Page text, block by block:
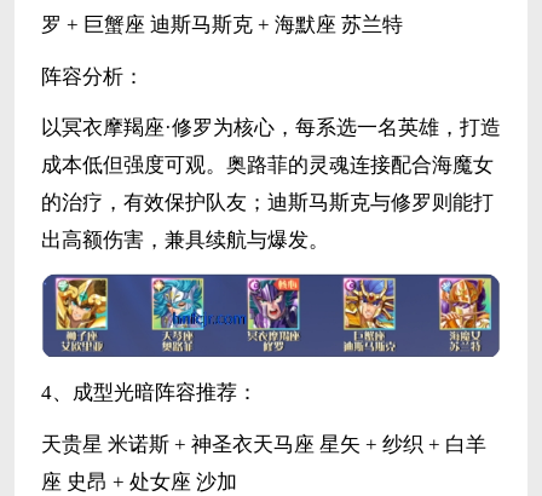
罗 + 巨蟹座 迪斯马斯克 + 海默座 苏兰特
阵容分析：
以冥衣摩羯座·修罗为核心，每系选一名英雄，打造
成本低但强度可观。奥路菲的灵魂连接配合海魔女
的治疗，有效保护队友；迪斯马斯克与修罗则能打
出高额伤害，兼具续航与爆发。
4、成型光暗阵容推荐：
天贵星 米诺斯 + 神圣衣天马座 星矢 + 纱织 + 白羊
座 史昂 + 处女座 沙加